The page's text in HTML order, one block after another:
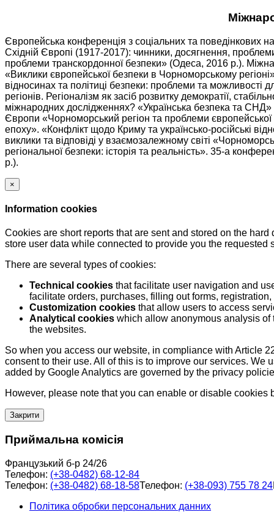
Європейська конференція з соціальних та поведінкових
Східній Європі (1917-2017): чинники, досягнення,
проблеми транскордонної безпеки» (Одеса, 2016 р.).
«Виклики європейської безпеки в Чорноморському
відносинах та політиці безпеки: проблеми та
регіонів. Регіоналізм як засіб розвитку демократії,
міжнародних дослідженнях? «Українська безпека та
Європи «Чорноморський регіон та проблеми
епоху». «Конфлікт щодо Криму та українсько-російські
виклики та відповіді у взаємозалежному світі
регіональної безпеки: історія та реальність». 35-а
р.).
×
Information cookies
Cookies are short reports that are sent and stored on the
store user data while connected to provide you the
There are several types of cookies:
Technical cookies that facilitate user navigation and
facilitate orders, purchases, filling out forms,
Customization cookies that allow users to access
Analytical cookies which allow anonymous analysis
the websites.
So when you access our website, in compliance with Article
consent to their use. All of this is to improve our services.
added by Google Analytics are governed by the privacy
However, please note that you can enable or disable cookies
Закрити
Приймальна комісія
Французький б-р 24/26
Телефон: (+38-0482) 68-12-84
Телефон: (+38-0482) 68-18-58Телефон: (+38-093) 755 78 24
Політика обробки персональних данних